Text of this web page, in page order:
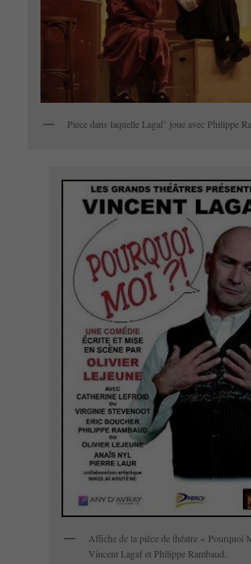
Piece dans laquelle Lagaf’ joue avec Philippe
Affiche de la pièce de théatre « Pourquoi
Vincent Lagaf et Philippe Rambaud.